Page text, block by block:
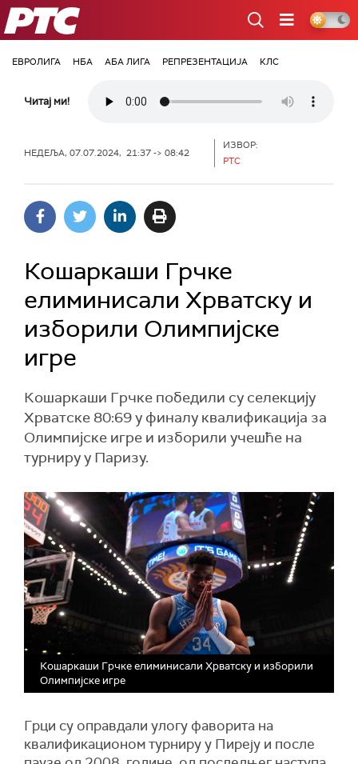
РТС
ЕВРОЛИГА НБА АБА ЛИГА РЕПРЕЗЕНТАЦИЈА КЛС
Читај ми!
НЕДЕЉА, 07.07.2024, 21:37 -> 08:42
ИЗВОР:
РТС
Кошаркаши Грчке
елиминисали Хрватску и
изборили Олимпијске
игре
Кошаркаши Грчке победили су селекцију
Хрватске 80:69 у финалу квалификација за
Олимпијске игре и изборили учешће на
турниру у Паризу.
Кошаркаши Грчке елиминисали Хрватску и изборили
Олимпијске игре
Грци су оправдали улогу фаворита на
квалификационом турниру у Пиреју и после